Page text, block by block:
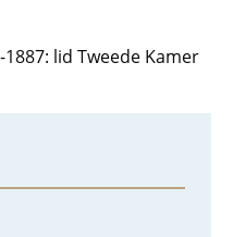
lid Tweede Kamer